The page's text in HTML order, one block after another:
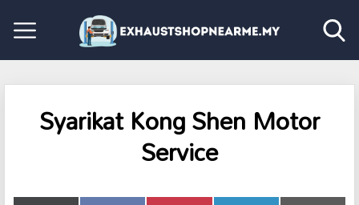
Syarikat Kong Shen Motor
Service